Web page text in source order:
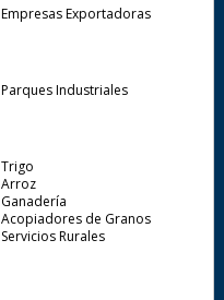
Empresas Exportadoras
Parques Industriales
Trigo
Arroz
Ganadería
Acopiadores de Granos
Servicios Rurales